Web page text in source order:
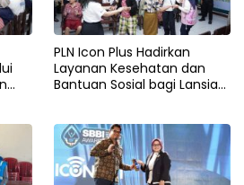
PLN Icon Plus Hadirkan
Layanan Kesehatan dan
Bantuan Sosial bagi Lansia